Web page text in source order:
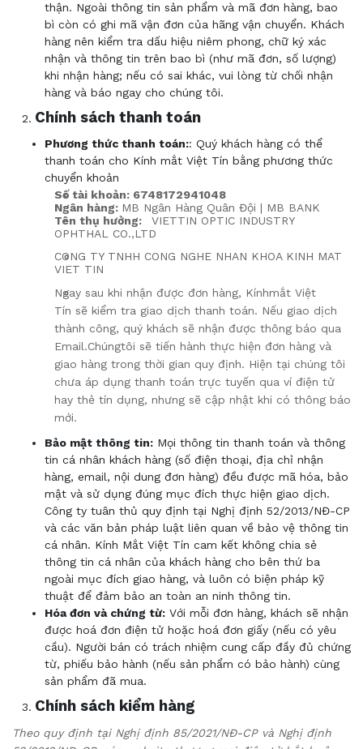
thận. Ngoài thông tin sản phẩm và mã đơn hàng, bao
bì còn có ghi mã vận đơn của hãng vận chuyển. Khách
hàng nên kiểm tra dấu hiệu niêm phong, chữ ký xác
nhận và thông tin trên bao bì (như mã đơn, số lượng)
khi nhận hàng; nếu có sai khác, vui lòng từ chối nhận
hàng và báo ngay cho chúng tôi.
Chính sách thanh toán
Phương thức thanh toán:: Quý khách hàng có thể
thanh toán cho Kính mắt Việt Tín bằng phương thức
chuyển khoản
Số tài khoản: 6748172941048
Ngân hàng: MB Ngân Hàng Quân Đội | MB BANK
Tên thụ hưởng: VIETTIN OPTIC INDUSTRY
OPHTHAL CO.,LTD
CONG TY TNHH CONG NGHE NHAN KHOA KINH MAT
VIET TIN
Ngay sau khi nhận được đơn hàng, Kínhmắt Việt
Tín sẽ kiểm tra giao dịch thanh toán. Nếu giao dịch
thành công, quý khách sẽ nhận được thông báo qua
Email.Chúngtôi sẽ tiến hành thực hiện đơn hàng và
giao hàng trong thời gian quy định. Hiện tại chúng tôi
chưa áp dụng thanh toán trực tuyến qua ví điện tử
hay thẻ tín dụng, nhưng sẽ cập nhật khi có thông báo
mới.
Bảo mật thông tin: Mọi thông tin thanh toán và thông
tin cá nhân khách hàng (số điện thoại, địa chỉ nhận
hàng, email, nội dung đơn hàng) đều được mã hóa, bảo
mật và sử dụng đúng mục đích thực hiện giao dịch.
Công ty tuân thủ quy định tại Nghị định 52/2013/NĐ-CP
và các văn bản pháp luật liên quan về bảo vệ thông tin
cá nhân. Kính Mắt Việt Tín cam kết không chia sẻ
thông tin cá nhân của khách hàng cho bên thứ ba
ngoài mục đích giao hàng, và luôn có biện pháp kỹ
thuật để đảm bảo an toàn an ninh thông tin.
Hóa đơn và chứng từ: Với mỗi đơn hàng, khách sẽ nhận
được hoá đơn điện tử hoặc hoá đơn giấy (nếu có yêu
cầu). Người bán có trách nhiệm cung cấp đầy đủ chứng
từ, phiếu bảo hành (nếu sản phẩm có bảo hành) cùng
sản phẩm đã mua.
Chính sách kiểm hàng
Theo quy định tại Nghị định 85/2021/NĐ-CP và Nghị định